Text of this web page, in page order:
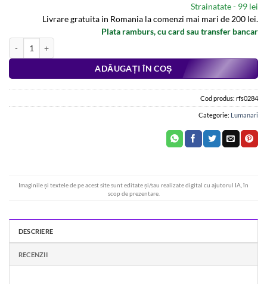
Strainatate - 99 lei
Livrare gratuita in Romania la comenzi mai mari de 200 lei.
Plata ramburs, cu card sau transfer bancar
ADĂUGAȚI ÎN COȘ
Alternative:
Cod produs: rfs0284
Categorie: Lumanari
Imaginile și textele de pe acest site sunt editate și/sau realizate digital cu ajutorul IA, în
scop de prezentare.
DESCRIERE
RECENZII